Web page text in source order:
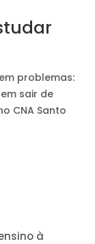
problemas:
sair de
CNA Santo
à